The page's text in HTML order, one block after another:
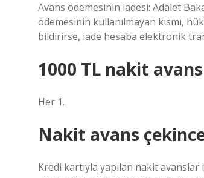
Avans ödemesinin iadesi: Adalet
ödemesinin kullanılmayan kısmı,
bildirirse, iade hesaba elektronik
1000 TL nakit
Her 1.
Nakit avans
Kredi kartıyla yapılan nakit